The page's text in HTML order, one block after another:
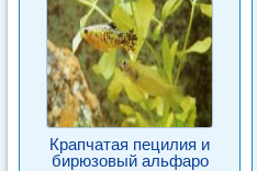
Крапчатая пецилия и
бирюзовый альфаро